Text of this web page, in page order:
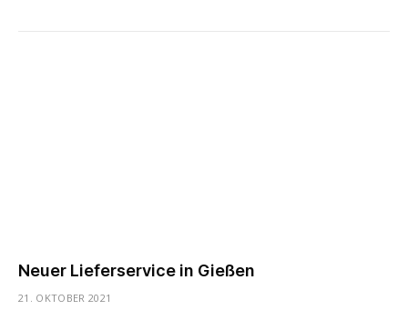
Neuer Lieferservice in Gießen
21. OKTOBER 2021